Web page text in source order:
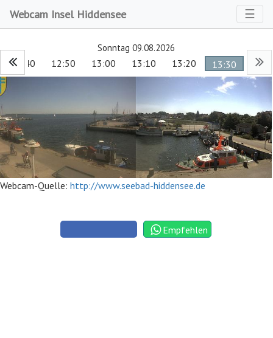
Webcam Insel Hiddensee ☰
Sonntag 09.08.2026
12:40 12:50 13:00 13:10 13:20 13:30
Webcam-Quelle: http://www.seebad-hiddensee.de
Empfehlen